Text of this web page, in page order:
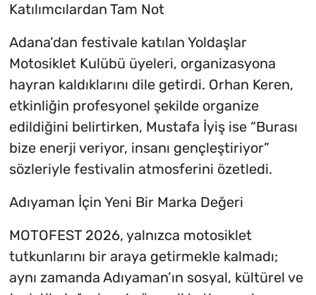
Katılımcılardan Tam Not
Adana’dan festivale katılan Yoldaşlar
Motosiklet Kulübü üyeleri, organizasyona
hayran kaldıklarını dile getirdi. Orhan Keren,
etkinliğin profesyonel şekilde organize
edildiğini belirtirken, Mustafa İyiş ise “Burası
bize enerji veriyor, insanı gençleştiriyor”
sözleriyle festivalin atmosferini özetledi.
Adıyaman İçin Yeni Bir Marka Değeri
MOTOFEST 2026, yalnızca motosiklet
tutkunlarını bir araya getirmekle kalmadı;
aynı zamanda Adıyaman’ın sosyal, kültürel ve